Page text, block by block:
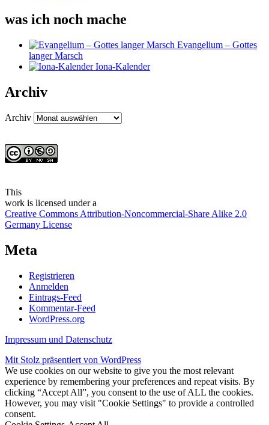
was ich noch mache
Evangelium – Gottes
langer Marsch
Iona-Kalender
Archiv
Archiv
This
work is licensed under a
Creative Commons Attribution-Noncommercial-Share Alike 2.0
Germany License
Meta
Registrieren
Anmelden
Eintrags-Feed
Kommentar-Feed
WordPress.org
Impressum und Datenschutz
Mit Stolz präsentiert von WordPress
We use cookies on our website to give you the most relevant
experience by remembering your preferences and repeat visits. By
clicking “Accept All”, you consent to the use of ALL the cookies.
However, you may visit "Cookie Settings" to provide a controlled
consent.